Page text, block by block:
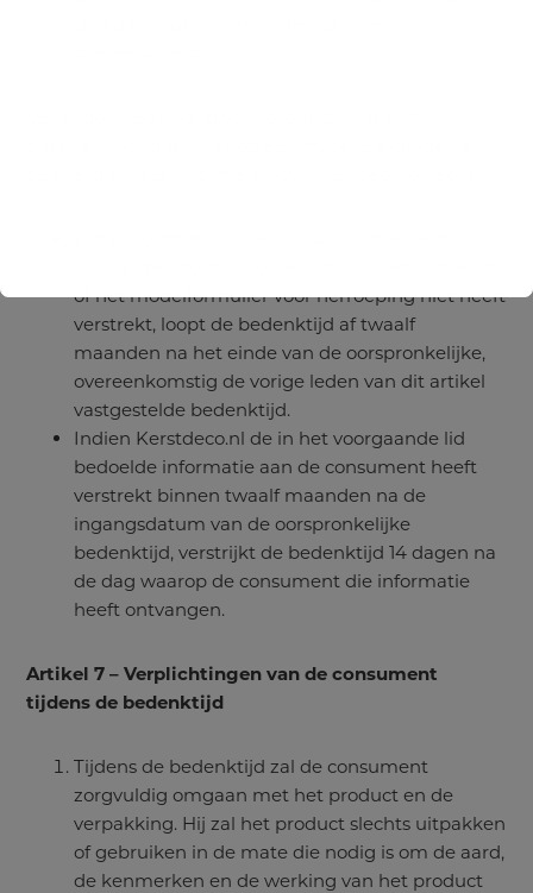
of het modelformulier voor herroeping niet heeft
verstrekt, loopt de bedenktijd af twaalf
maanden na het einde van de oorspronkelijke,
overeenkomstig de vorige leden van dit artikel
vastgestelde bedenktijd.
Indien Kerstdeco.nl de in het voorgaande lid
bedoelde informatie aan de consument heeft
verstrekt binnen twaalf maanden na de
ingangsdatum van de oorspronkelijke
bedenktijd, verstrijkt de bedenktijd 14 dagen na
de dag waarop de consument die informatie
heeft ontvangen.
Artikel 7 – Verplichtingen van de consument
tijdens de bedenktijd
Tijdens de bedenktijd zal de consument
zorgvuldig omgaan met het product en de
verpakking. Hij zal het product slechts uitpakken
of gebruiken in de mate die nodig is om de aard,
de kenmerken en de werking van het product